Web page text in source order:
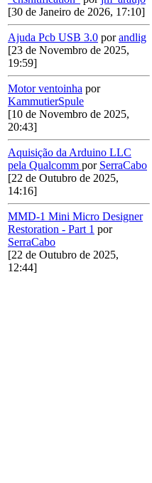
[30 de Janeiro de 2026, 17:10]
Ajuda Pcb USB 3.0 porandlig
[23 de Novembro de 2025,
19:59]
Motor ventoinha por
KammutierSpule
[10 de Novembro de 2025,
20:43]
Aquisição da Arduino LLC
pela Qualcomm por SerraCabo
[22 de Outubro de 2025,
14:16]
MMD-1 Mini Micro Designer
Restoration - Part 1 por
SerraCabo
[22 de Outubro de 2025,
12:44]